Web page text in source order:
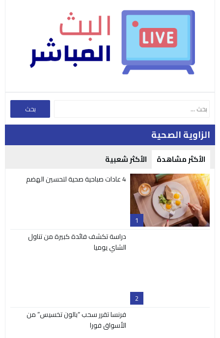
الزاوية الصحية
الأكثر مشاهدة الأكثر شعبية
1
4 عادات صباحية صحية لتحسين الهضم
2
دراسة تكشف فائدة كبيرة من تناول
الشاي يوميا
فرنسا تقرر سحب “بالون تخسيس” من
الأسواق فورا